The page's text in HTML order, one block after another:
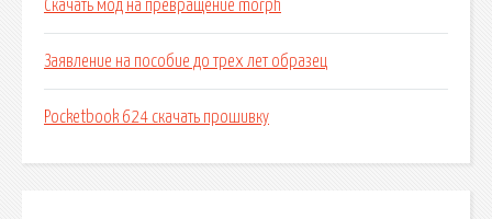
Скачать мод на превращение morph
Заявление на пособие до трех лет образец
Pocketbook 624 скачать прошивку